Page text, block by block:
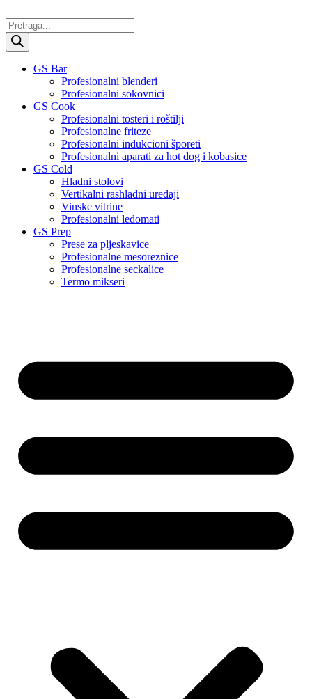
na
sadržaj
Products
search
GS Bar
Profesionalni blenderi
Profesionalni sokovnici
GS Cook
Profesionalni tosteri i roštilji
Profesionalne friteze
Profesionalni indukcioni šporeti
Profesionalni aparati za hot dog i kobasice
GS Cold
Hladni stolovi
Vertikalni rashladni uređaji
Vinske vitrine
Profesionalni ledomati
GS Prep
Prese za pljeskavice
Profesionalne mesoreznice
Profesionalne seckalice
Termo mikseri